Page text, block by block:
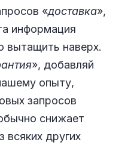
«доставка»,
информация
вытащить наверх.
», добавляй
опыту,
запросов
снижает
всяких других